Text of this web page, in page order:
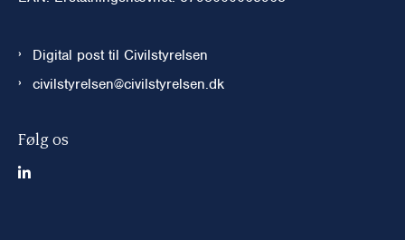
Digital post til Civilstyrelsen
civilstyrelsen@civilstyrelsen.dk
Følg os